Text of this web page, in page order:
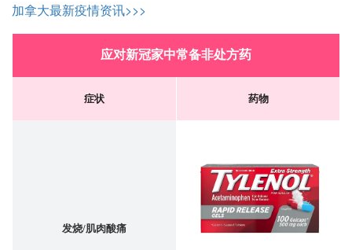
加拿大最新疫情资讯>>>
应对新冠家中常备非处方药
症状 药物
发烧/肌肉酸痛